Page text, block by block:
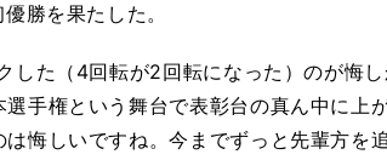
勝を果たした。
した（4回転が2回転になった）のが悔
手権という舞台で表彰台の真ん中に上
悔しいですね。今までずっと先輩方を